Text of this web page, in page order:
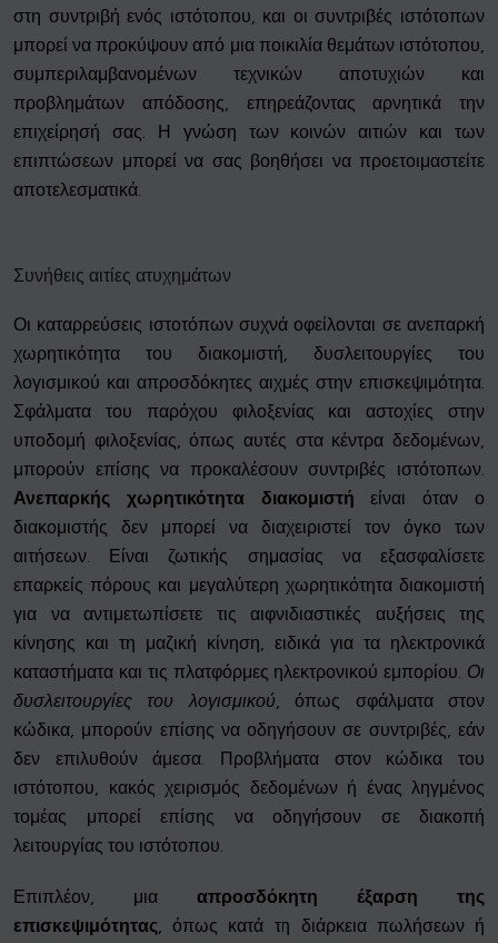
στη συντριβή ενός ιστότοπου, και οι συντριβές ιστότοπων
μπορεί να προκύψουν από μια ποικιλία θεμάτων ιστότοπου,
συμπεριλαμβανομένων τεχνικών αποτυχιών και
προβλημάτων απόδοσης, επηρεάζοντας αρνητικά την
επιχείρησή σας. Η γνώση των κοινών αιτιών και των
επιπτώσεων μπορεί να σας βοηθήσει να προετοιμαστείτε
αποτελεσματικά.
Συνήθεις αιτίες ατυχημάτων
Οι καταρρεύσεις ιστοτόπων συχνά οφείλονται σε ανεπαρκή
χωρητικότητα του διακομιστή, δυσλειτουργίες του
λογισμικού και απροσδόκητες αιχμές στην επισκεψιμότητα.
Σφάλματα του παρόχου φιλοξενίας και αστοχίες στην
υποδομή φιλοξενίας, όπως αυτές στα κέντρα δεδομένων,
μπορούν επίσης να προκαλέσουν συντριβές ιστότοπων.
Ανεπαρκής χωρητικότητα διακομιστή είναι όταν ο
διακομιστής δεν μπορεί να διαχειριστεί τον όγκο των
αιτήσεων. Είναι ζωτικής σημασίας να εξασφαλίσετε
επαρκείς πόρους και μεγαλύτερη χωρητικότητα διακομιστή
για να αντιμετωπίσετε τις αιφνιδιαστικές αυξήσεις της
κίνησης και τη μαζική κίνηση, ειδικά για τα ηλεκτρονικά
καταστήματα και τις πλατφόρμες ηλεκτρονικού εμπορίου. Οι
δυσλειτουργίες του λογισμικού, όπως σφάλματα στον
κώδικα, μπορούν επίσης να οδηγήσουν σε συντριβές, εάν
δεν επιλυθούν άμεσα. Προβλήματα στον κώδικα του
ιστότοπου, κακός χειρισμός δεδομένων ή ένας ληγμένος
τομέας μπορεί επίσης να οδηγήσουν σε διακοπή
λειτουργίας του ιστότοπου.
Επιπλέον, μια απροσδόκητη έξαρση της
επισκεψιμότητας, όπως κατά τη διάρκεια πωλήσεων ή